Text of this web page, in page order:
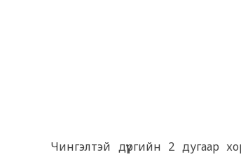
Чингэлтэй дүүргийн 2 дугаар